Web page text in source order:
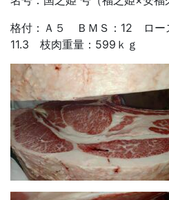
格付：Ａ５ ＢＭＳ：12 ロー
11.3 枝肉重量：599ｋｇ